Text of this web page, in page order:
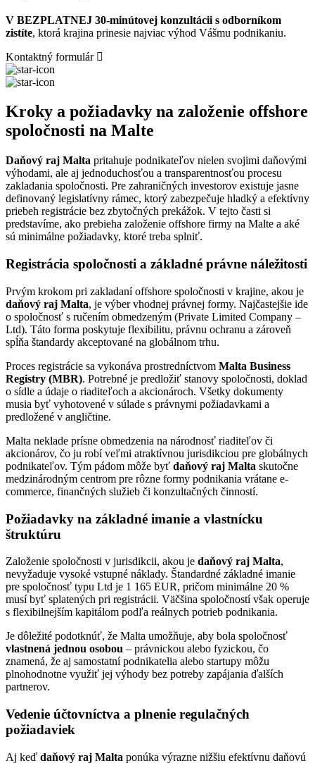
V BEZPLATNEJ 30-minútovej konzultácii s odborníkom
zistíte, ktorá krajina prinesie najviac výhod Vášmu podnikaniu.
Kontaktný formulár
Kroky a požiadavky na založenie offshore
spoločnosti na Malte
Daňový raj Malta pritahuje podnikateľov nielen svojimi daňovými
výhodami, ale aj jednoduchosťou a transparentnosťou procesu
zakladania spoločnosti. Pre zahraničných investorov existuje jasne
definovaný legislatívny rámec, ktorý zabezpečuje hladký a efektívny
priebeh registrácie bez zbytočných prekážok. V tejto časti si
predstavíme, ako prebieha založenie offshore firmy na Malte a aké
sú minimálne požiadavky, ktoré treba splniť.
Registrácia spoločnosti a základné právne náležitosti
Prvým krokom pri zakladaní offshore spoločnosti v krajine, akou je
daňový raj Malta, je výber vhodnej právnej formy. Najčastejšie ide
o spoločnosť s ručením obmedzeným (Private Limited Company –
Ltd). Táto forma poskytuje flexibilitu, právnu ochranu a zároveň
spĺňa štandardy akceptované na globálnom trhu.
Proces registrácie sa vykonáva prostredníctvom Malta Business
Registry (MBR). Potrebné je predložiť stanovy spoločnosti, doklad
o sídle a údaje o riaditeľoch a akcionároch. Všetky dokumenty
musia byť vyhotovené v súlade s právnymi požiadavkami a
predložené v angličtine.
Malta neklade prísne obmedzenia na národnosť riaditeľov či
akcionárov, čo ju robí veľmi atraktívnou jurisdikciou pre globálnych
podnikateľov. Tým pádom môže byť daňový raj Malta skutočne
medzinárodným centrom pre rôzne formy podnikania vrátane e-
commerce, finančných služieb či konzultačných činností.
Požiadavky na základné imanie a vlastnícku
štruktúru
Založenie spoločnosti v jurisdikcii, akou je daňový raj Malta,
nevyžaduje vysoké vstupné náklady. Štandardné základné imanie
pre spoločnosť typu Ltd je 1 165 EUR, pričom minimálne 20 %
musí byť splatených pri registrácii. Väčšina spoločností však operuje
s flexibilnejším kapitálom podľa reálnych potrieb podnikania.
Je dôležité podotknúť, že Malta umožňuje, aby bola spoločnosť
vlastnená jednou osobou – právnickou alebo fyzickou, čo
znamená, že aj samostatní podnikatelia alebo startupy môžu
plnohodnotne využiť jej výhody bez potreby zapájania ďalších
partnerov.
Vedenie účtovníctva a plnenie regulačných
požiadaviek
Aj keď daňový raj Malta ponúka výrazne nižšiu efektívnu daňovú